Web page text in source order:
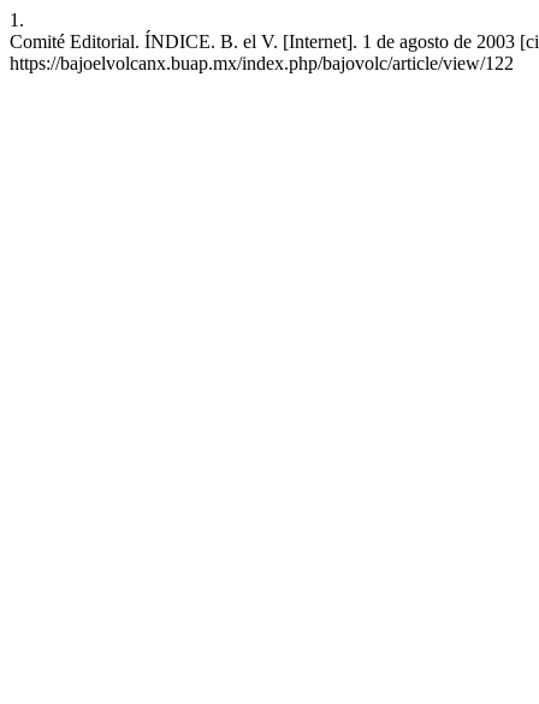
1.
Comité Editorial. ÍNDICE. B. el V. [Internet]. 1 de agosto de 2003
https://bajoelvolcanx.buap.mx/index.php/bajovolc/article/view/122